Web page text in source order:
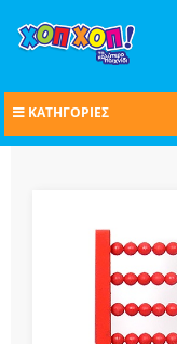
ΚΑΤΗΓΟΡΙΕΣ